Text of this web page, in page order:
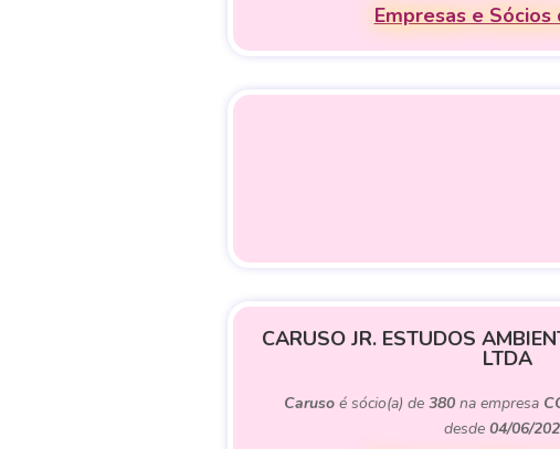
Empresas e Sócios
CARUSO JR. ESTUDOS
LTDA
Caruso é sócio(a) de380 na empresa
desde 04/06/